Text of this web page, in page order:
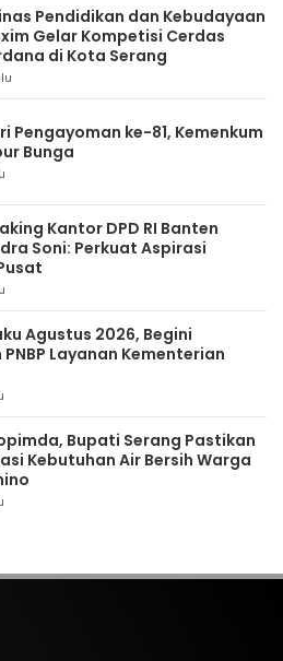
Pendidikan dan Kebudayaan
Gelar Kompetisi Cerdas
di Kota Serang
Pengayoman ke-81, Kemenkum
Bunga
Kantor DPD RI Banten
Soni: Perkuat Aspirasi
Agustus 2026, Begini
Layanan Kementerian
Bupati Serang Pastikan
Kebutuhan Air Bersih Warga